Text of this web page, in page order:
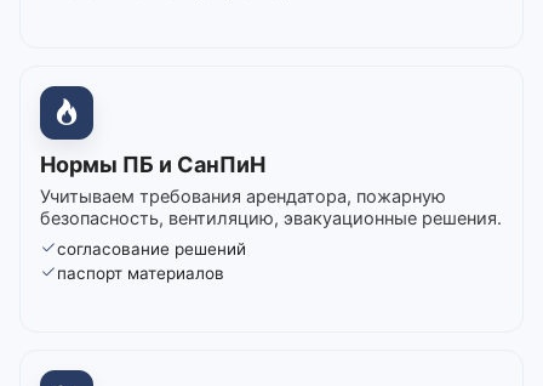
Нормы ПБ и СанПиН
Учитываем требования арендатора, пожарную
безопасность, вентиляцию, эвакуационные решения.
согласование решений
паспорт материалов